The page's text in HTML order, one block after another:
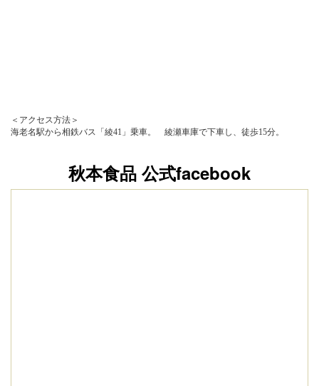
＜アクセス方法＞
海老名駅から相鉄バス「綾41」乗車。 綾瀬車庫で下車し、徒歩15分。
秋本食品 公式facebook